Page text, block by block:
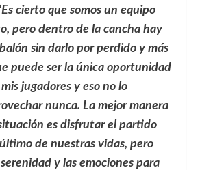
cierto que somos un equipo
pero dentro de la cancha hay
sin darlo por perdido y más
puede ser la única oportunidad
jugadores y eso no lo
nunca. La mejor manera
es disfrutar el partido
de nuestras vidas, pero
y las emociones para